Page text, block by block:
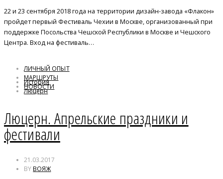
22 и 23 сентября 2018 года на территории дизайн-завода «Флакон»
пройдет первый Фестиваль Чехии в Москве, организованный при
поддержке Посольства Чешской Республики в Москве и Чешского
Центра. Вход на фестиваль…
ЛИЧНЫЙ ОПЫТ
МАРШРУТЫ
НОВОСТИ
История
Люцерн
Люцерн. Апрельские праздники и
фестивали
21.03.2017
BYВОЯЖ